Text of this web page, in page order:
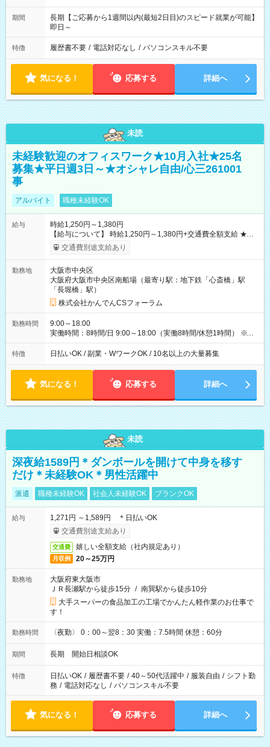
期間
長期【ご応募から1週間以内(最短2日目)のスピード就業が可能】
即日～
特徴 履歴書不要 / 電話対応なし / パソコンスキル不要
気になる！ 応募する 詳細へ
未読
未経験歓迎のオフィスワーク★10月入社★25名
募集★平日週3日～★オシャレ自由/心三261001
事
アルバイト 職種未経験OK
給与
時給1,250円～1,380円
【給与について】 時給1,250円～1,380円+交通費全額支給 ★手
当や昇給あり（条件あり） ★残業代は別途全額支給（1分単位）
＜月収例＞ 【週3日勤務の場合】 時給1250円×8時間×12日＝
160,000円 【週5日勤務の場合】 時給1250円×8時間×20日＝
200,000円 【試用期間】試用期間あり 試用期間の長さ：2ヶ月
雇用形態、給与は本採用時と同じです。
交通費別途支給あり
勤務地
大阪市中央区
大阪府大阪市中央区南船場（最寄り駅：地下鉄「心斎橋」駅
「長堀橋」駅）
株式会社かんでんCSフォーラム
勤務時間
9:00～18:00
実働時間：8時間/日 9:00～18:00（実働8時間/休憩1時間） ※別
途15分の小休憩（有給）2回あり♪ ★週3日～5日勤務できる方 ★
上記内で勤務時間の相談可 ★残業ほぼナシ ★月曜日・水曜日は
特徴 日払いOK / 副業・WワークOK / 10名以上の大量募集
気になる！ 応募する 詳細へ
未読
深夜給1589円＊ダンボールを開けて中身を移す
だけ＊未経験OK＊男性活躍中
派遣 職種未経験OK 社会人未経験OK ブランクOK
給与
1,271円 ～1,589円 ＊日払いOK
交通費別途支給あり
交通費 嬉しい全額支給（社内規定あり）
月収例 20～25万円
勤務地
大阪府東大阪市
ＪＲ長瀬駅から徒歩15分 / 南巽駅から徒歩10分
大手スーパーの食品加工の工場でかんたん軽作業のお仕事で
す！
勤務時間 〈夜勤〉 0：00～翌8：30 実働：7.5時間 休憩：60分
期間 長期 開始日相談OK
特徴 日払いOK / 履歴書不要 / 40～50代活躍中 / 服装自由 / シフト勤
務 / 電話対応なし / パソコンスキル不要
気になる！ 応募する 詳細へ